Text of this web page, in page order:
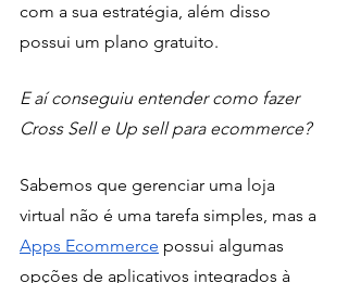
com a sua estratégia, além disso
possui um plano gratuito.
E aí conseguiu entender como fazer
Cross Sell e Up sell para ecommerce?
Sabemos que gerenciar uma loja
virtual não é uma tarefa simples, mas a
Apps Ecommerce possui algumas
opções de aplicativos integrados à